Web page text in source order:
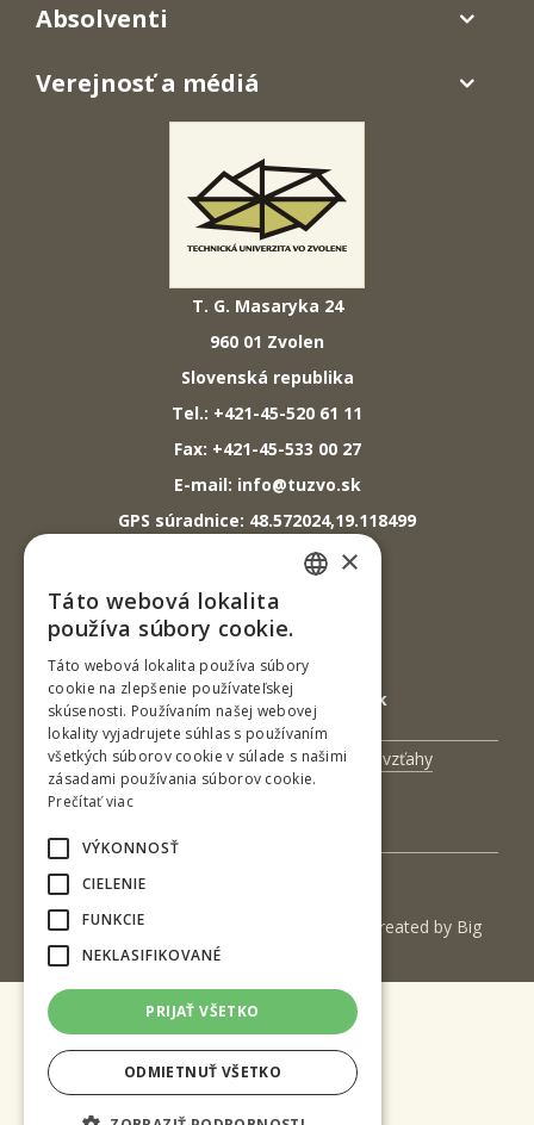
T. G. Masaryka 24
960 01 Zvolen
Slovenská republika
Tel.: +421-45-520 61 11
Fax: +421-45-533 00 27
E-mail: info@tuzvo.sk
GPS súradnice: 48.572024,19.118499
IČO: 00397440
DIČ: 2020474808
IČ DPH: SK2020474808
E-mail: podatelna@tuzvo.sk
Absolventi
Verejnosť a médiá
Univerzitný magazín
Medzinárodné vzťahy
Veda a výskum
Kontakt
(c) 2017 Technická univerzita vo Zvolene | Created by Big
& BIGGER s.r.o.
×
Táto webová lokalita
používa súbory cookie.
Táto webová lokalita používa súbory
cookie na zlepšenie používateľskej
skúsenosti. Používaním našej webovej
lokality vyjadrujete súhlas s používaním
všetkých súborov cookie v súlade s našimi
zásadami používania súborov cookie.
Prečítať viac
VÝKONNOSŤ
CIELENIE
FUNKCIE
NEKLASIFIKOVANÉ
PRIJAŤ VŠETKO
ODMIETNUŤ VŠETKO